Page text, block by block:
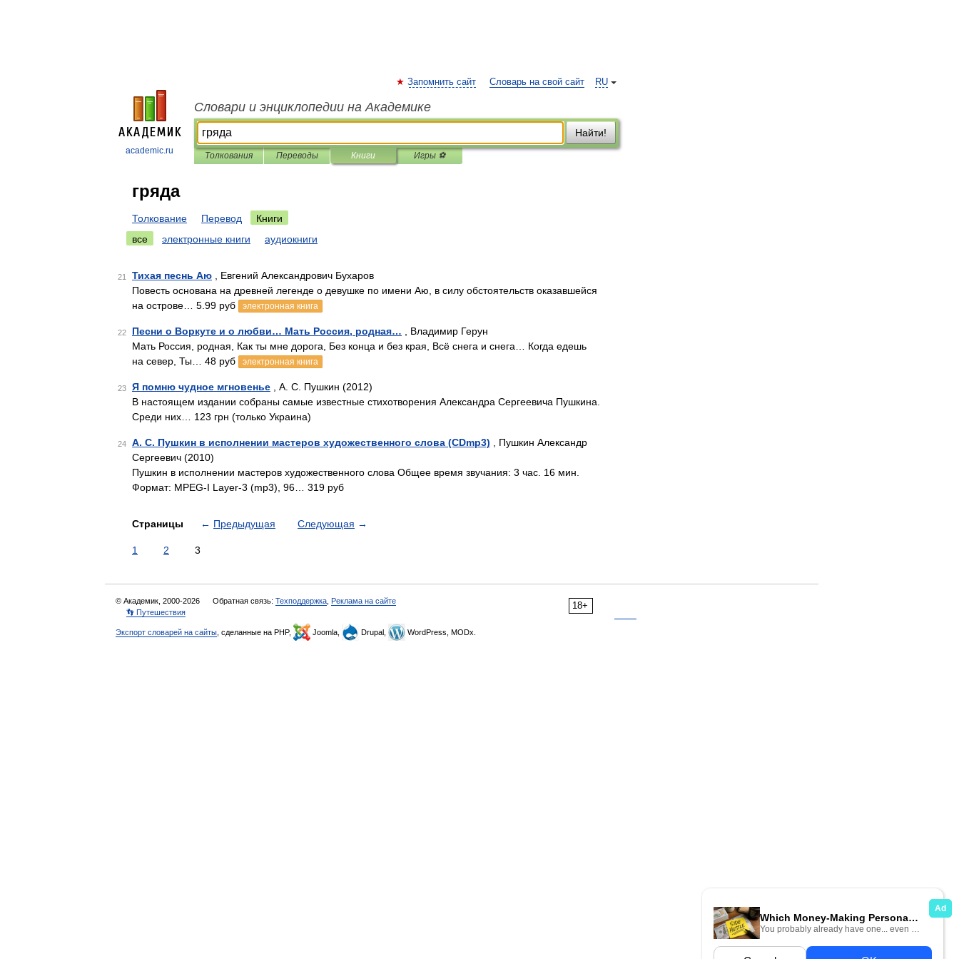
academic.ru
RU
Запомнить сайт Словарь на свой сайт
Словари и энциклопедии на Академике
Найти!
Толкования Переводы Книги Игры ⚽
гряда
Толкование Перевод
Книги
все
электронные книги аудиокниги
21 Тихая песнь Аю , Евгений Александрович Бухаров
Повесть основана на древней легенде о девушке по имени Аю, в силу обстоятельств оказавшейся
на острове… 5.99 руб
электронная книга
22 Песни о Воркуте и о любви… Мать Россия, родная… , Владимир Герун
Мать Россия, родная, Как ты мне дорога, Без конца и без края, Всё снега и снега… Когда едешь
на север, Ты… 48 руб
электронная книга
23 Я помню чудное мгновенье , А. С. Пушкин (2012)
В настоящем издании собраны самые известные стихотворения Александра Сергеевича Пушкина.
Среди них… 123 грн (только Украина)
24 А. С. Пушкин в исполнении мастеров художественного слова (CDmp3) , Пушкин Александр
Сергеевич (2010)
Пушкин в исполнении мастеров художественного слова Общее время звучания: 3 час. 16 мин.
Формат: MPEG-I Layer-3 (mp3), 96… 319 руб
Страницы ← Предыдущая Следующая →
1 2 3
18+
© Академик, 2000-2026 Обратная связь: Техподдержка Реклама на сайте
👣 Путешествия
Экспорт словарей на сайты , сделанные на PHP, Joomla, Drupal, WordPress, MODx.